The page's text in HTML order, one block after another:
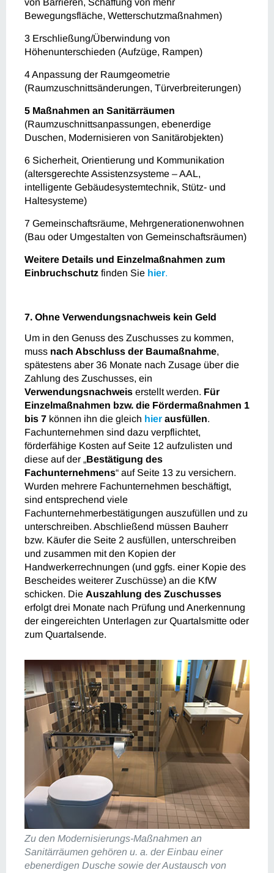
von Barrieren, Schaffung von mehr
Bewegungsfläche, Wetterschutzmaßnahmen)
3 Erschließung/Überwindung von
Höhenunterschieden (Aufzüge, Rampen)
4 Anpassung der Raumgeometrie
(Raumzuschnittsänderungen, Türverbreiterungen)
5 Maßnahmen an Sanitärräumen
(Raumzuschnittsanpassungen, ebenerdige
Duschen, Modernisieren von Sanitärobjekten)
6 Sicherheit, Orientierung und Kommunikation
(altersgerechte Assistenzsysteme – AAL,
intelligente Gebäudesystemtechnik, Stütz- und
Haltesysteme)
7 Gemeinschaftsräume, Mehrgenerationenwohnen
(Bau oder Umgestalten von Gemeinschaftsräumen)
Weitere Details und Einzelmaßnahmen zum
Einbruchschutz finden Sie hier.
7. Ohne Verwendungsnachweis kein Geld
Um in den Genuss des Zuschusses zu kommen,
muss nach Abschluss der Baumaßnahme,
spätestens aber 36 Monate nach Zusage über die
Zahlung des Zuschusses, ein
Verwendungsnachweis erstellt werden. Für
Einzelmaßnahmen bzw. die Fördermaßnahmen 1
bis 7 können ihn die gleich hier ausfüllen.
Fachunternehmen sind dazu verpflichtet,
förderfähige Kosten auf Seite 12 aufzulisten und
diese auf der „Bestätigung des
Fachunternehmens“ auf Seite 13 zu versichern.
Wurden mehrere Fachunternehmen beschäftigt,
sind entsprechend viele
Fachunternehmerbestätigungen auszufüllen und zu
unterschreiben. Abschließend müssen Bauherr
bzw. Käufer die Seite 2 ausfüllen, unterschreiben
und zusammen mit den Kopien der
Handwerkerrechnungen (und ggfs. einer Kopie des
Bescheides weiterer Zuschüsse) an die KfW
schicken. Die Auszahlung des Zuschusses
erfolgt drei Monate nach Prüfung und Anerkennung
der eingereichten Unterlagen zur Quartalsmitte oder
zum Quartalsende.
Zu den Modernisierungs-Maßnahmen an
Sanitärräumen gehören u. a. der Einbau einer
ebenerdigen Dusche sowie der Austausch von